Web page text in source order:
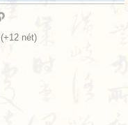
(+12 nét)